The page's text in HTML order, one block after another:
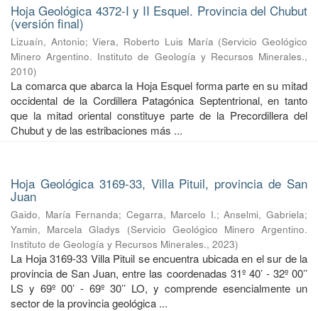
Hoja Geológica 4372-I y II Esquel. Provincia del Chubut
(versión final)
Lizuaín, Antonio;Viera, Roberto Luis María (Servicio Geológico
Minero Argentino. Instituto de Geología y Recursos Minerales.,
2010)
La comarca que abarca la Hoja Esquel forma parte en su mitad
occidental de la Cordillera Patagónica Septentrional, en tanto
que la mitad oriental constituye parte de la Precordillera del
Chubut y de las estribaciones más ...
Hoja Geológica 3169-33, Villa Pituil, provincia de San
Juan
Gaido, María Fernanda; Cegarra, Marcelo I.;Anselmi, Gabriela;
Yamin, Marcela Gladys
(Servicio Geológico Minero Argentino.
Instituto de Geología y Recursos Minerales., 2023)
La Hoja 3169-33 Villa Pituil se encuentra ubicada en el sur de la
provincia de San Juan, entre las coordenadas 31º 40’ - 32º 00’’
LS y 69º 00’ - 69º 30’’ LO, y comprende esencialmente un
sector de la provincia geológica ...